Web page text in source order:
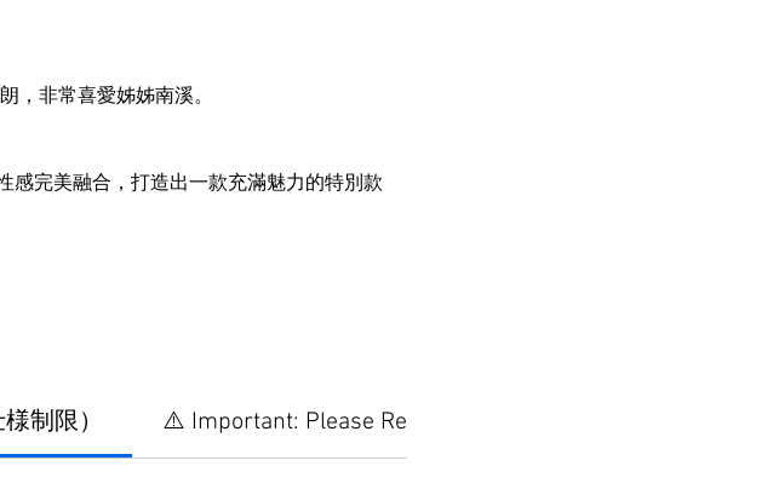
，非常喜愛姊姊南溪。
感完美融合，打造出一款充滿魅力的特別款
制限） ⚠️ Important: Please Read Before Placing Your Orde